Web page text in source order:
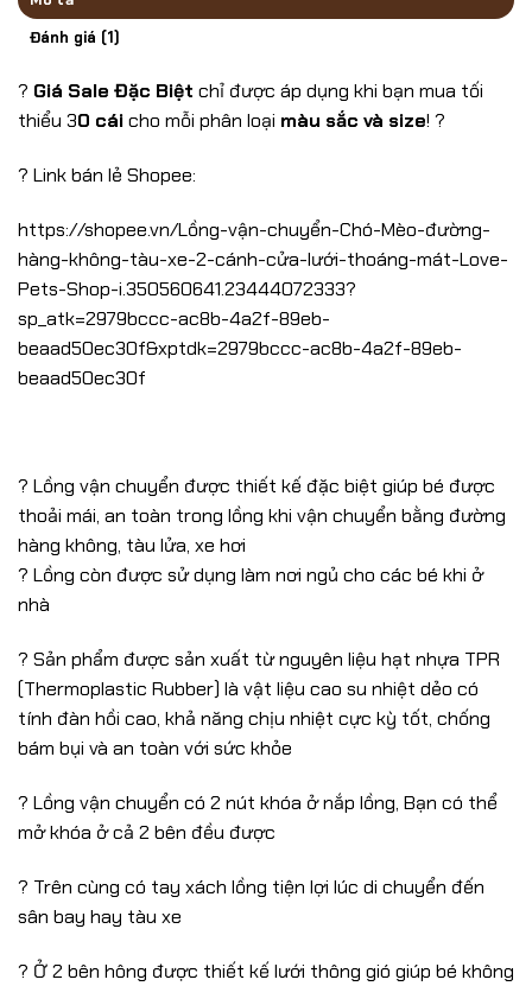
Đánh giá (1)
? Giá Sale Đặc Biệt chỉ được áp dụng khi bạn mua tối
thiểu 30 cáicho mỗi phân loại màu sắc và size! ?
? Link bán lẻ Shopee:
https://shopee.vn/Lồng-vận-chuyển-Chó-Mèo-đường-
hàng-không-tàu-xe-2-cánh-cửa-lưới-thoáng-mát-Love-
Pets-Shop-i.350560641.23444072333?
sp_atk=2979bccc-ac8b-4a2f-89eb-
beaad50ec30f&xptdk=2979bccc-ac8b-4a2f-89eb-
beaad50ec30f
? Lồng vận chuyển được thiết kế đặc biệt giúp bé được
thoải mái, an toàn trong lồng khi vận chuyển bằng đường
hàng không, tàu lửa, xe hơi
? Lồng còn được sử dụng làm nơi ngủ cho các bé khi ở
nhà
? Sản phẩm được sản xuất từ nguyên liệu hạt nhựa TPR
(Thermoplastic Rubber) là vật liệu cao su nhiệt dẻo có
tính đàn hồi cao, khả năng chịu nhiệt cực kỳ tốt, chống
bám bụi và an toàn với sức khỏe
? Lồng vận chuyển có 2 nút khóa ở nắp lồng, Bạn có thể
mở khóa ở cả 2 bên đều được
? Trên cùng có tay xách lồng tiện lợi lúc di chuyển đến
sân bay hay tàu xe
? Ở 2 bên hông được thiết kế lưới thông gió giúp bé không